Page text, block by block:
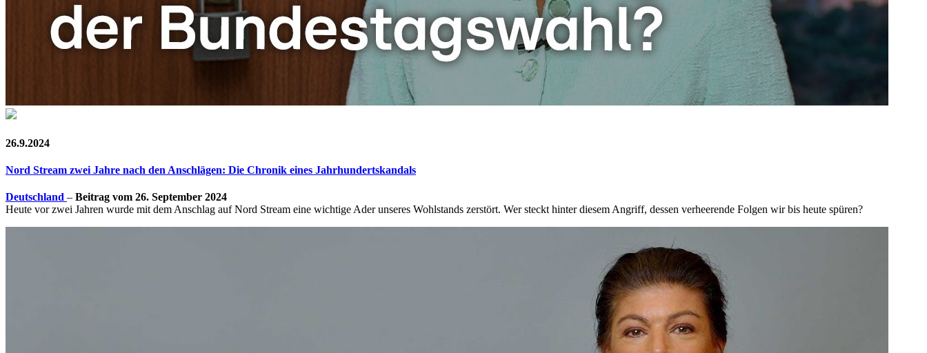
26.9.2024
Nord Stream zwei Jahre nach den Anschlägen: Die Chronik eines Jahrhundertskandals
Deutschland – Beitrag vom 26. September 2024
Heute vor zwei Jahren wurde mit dem Anschlag auf Nord Stream eine wichtige Ader unseres Wohlstands zerstört. Wer steckt hinter diesem Angriff, dessen verheerende Folgen wir bis heute spüren?